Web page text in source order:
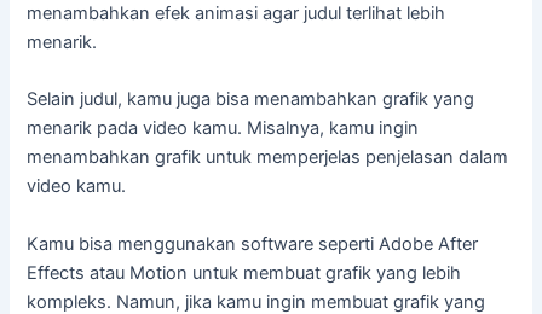
menambahkan efek animasi agar judul terlihat lebih
menarik.
Selain judul, kamu juga bisa menambahkan grafik yang
menarik pada video kamu. Misalnya, kamu ingin
menambahkan grafik untuk memperjelas penjelasan dalam
video kamu.
Kamu bisa menggunakan software seperti Adobe After
Effects atau Motion untuk membuat grafik yang lebih
kompleks. Namun, jika kamu ingin membuat grafik yang